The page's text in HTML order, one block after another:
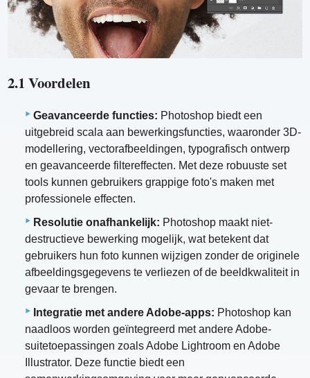
2.1 Voordelen
Geavanceerde functies: Photoshop biedt een
uitgebreid scala aan bewerkingsfuncties, waaronder 3D-
modellering, vectorafbeeldingen, typografisch ontwerp
en geavanceerde filtereffecten. Met deze robuuste set
tools kunnen gebruikers grappige foto's maken met
professionele effecten.
Resolutie onafhankelijk: Photoshop maakt niet-
destructieve bewerking mogelijk, wat betekent dat
gebruikers hun foto kunnen wijzigen zonder de originele
afbeeldingsgegevens te verliezen of de beeldkwaliteit in
gevaar te brengen.
Integratie met andere Adobe-apps: Photoshop kan
naadloos worden geïntegreerd met andere Adobe-
suitetoepassingen zoals Adobe Lightroom en Adobe
Illustrator. Deze functie biedt een